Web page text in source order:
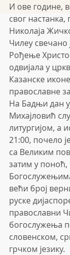
И ове године,
свог настанка,
Николаја
Чилеу свечано
Рођење
одвијала у
Казанске
православне
На Бадњи дан
Михајловић
литургијом, а
21:00, почело
са Великим
затим у поноћ,
већи број
руске
православни
богослужења
словенском,
грчком језику.